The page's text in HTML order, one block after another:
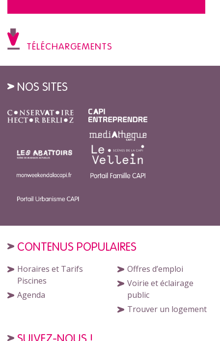
TÉLÉCHARGEMENTS
NOS SITES
CONTENUS POPULAIRES
Horaires et Tarifs
Piscines
Agenda
Offres d’emploi
Voirie et éclairage
public
Trouver un logement